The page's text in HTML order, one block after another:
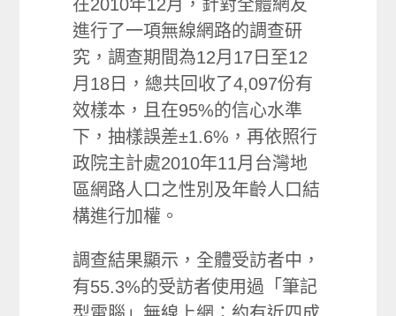
在2010年12月，針對全體網友
進行了一項無線網路的調查研
究，調查期間為12月17日至12
月18日，總共回收了4,097份有
效樣本，且在95%的信心水準
下，抽樣誤差±1.6%，再依照行
政院主計處2010年11月台灣地
區網路人口之性別及年齡人口結
構進行加權。
調查結果顯示，全體受訪者中，
有55.3%的受訪者使用過「筆記